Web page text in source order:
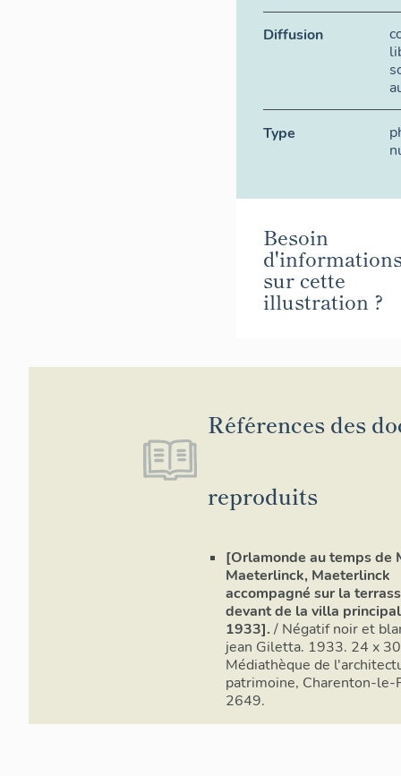
Diffusion
Type
Besoin
sur cette
illustration ?
Références des
reproduits
[Orlamonde au temps de
Maeterlinck, Maeterlinck
accompagné sur la
devant de la villa
1933]. / Négatif noir et
jean Giletta. 1933. 24 x
Médiathèque de
patrimoine, Charenton-le-
2649.